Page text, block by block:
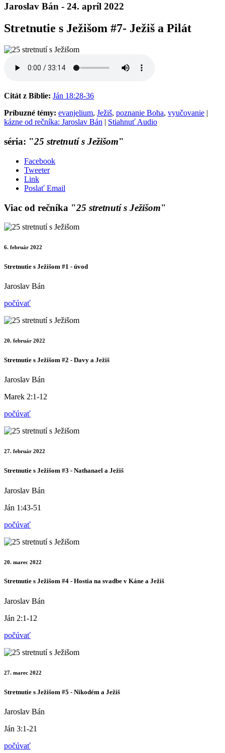
Jaroslav Bán - 24. apríl 2022
Stretnutie s Ježišom #7- Ježiš a Pilát
Citát z Biblie: Ján 18:28-36
Príbuzné témy: evanjelium, Ježiš, poznanie Boha, vyučovanie |
kázne od rečníka: Jaroslav Bán | Stiahnuť Audio
séria: "25 stretnutí s Ježišom"
Facebook
Tweeter
Link
Poslať Email
Viac od rečníka "25 stretnutí s Ježišom"
6. február 2022
Stretnutie s Ježišom #1 - úvod
Jaroslav Bán
počúvať
20. február 2022
Stretnutie s Ježišom #2 - Davy a Ježiš
Jaroslav Bán
Marek 2:1-12
počúvať
27. február 2022
Stretnutie s Ježišom #3 - Nathanael a Ježiš
Jaroslav Bán
Ján 1:43-51
počúvať
20. marec 2022
Stretnutie s Ježišom #4 - Hostia na svadbe v Káne a Ježiš
Jaroslav Bán
Ján 2:1-12
počúvať
27. marec 2022
Stretnutie s Ježišom #5 - Nikodém a Ježiš
Jaroslav Bán
Ján 3:1-21
počúvať